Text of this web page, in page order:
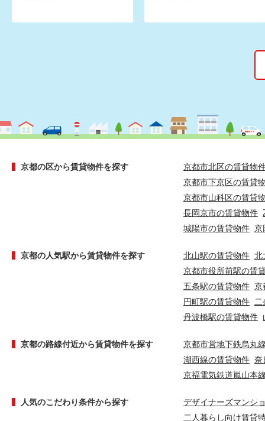
京都の区から賃貸物件を探す
京都市北区の賃貸物
京都市下京区の賃貸
京都市山科区の賃貸
長岡京市の賃貸物件
城陽市の賃貸物件 京
京都の人気駅から賃貸物件を探す 北山駅の賃貸物件 北
京都市役所前駅の賃
五条駅の賃貸物件 京
円町駅の賃貸物件
丹波橋駅の賃貸物件
京都の路線付近から賃貸物件を探す
京都市営地下鉄烏丸
湖西線の賃貸物件 奈
京福電気鉄道嵐山本
人気のこだわり条件から探す
デザイナーズマンシ
二人暮らし向け賃貸